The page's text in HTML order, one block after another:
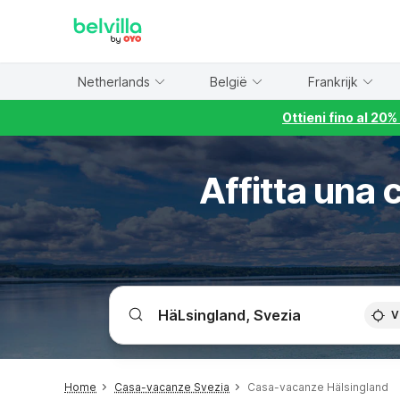
Netherlands België Frankrijk
Ottieni fino al
Affitta una
Home Casa-vacanze Svezia Casa-vacanze Hälsingland